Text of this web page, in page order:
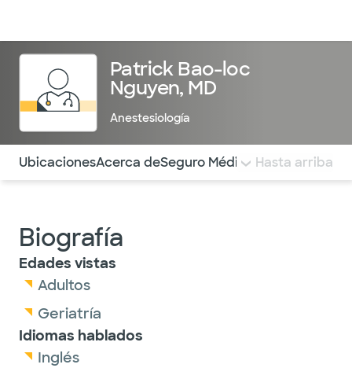
Patrick Bao-loc
Nguyen, MD
Anestesiología
Utilice esta navegación para saltar rápidamente a
UbicacionesAcerca deSeguro Médico COMENTARIOS
Hasta arriba
Biografía
Edades vistas
Adultos
Geriatría
Idiomas hablados
Inglés